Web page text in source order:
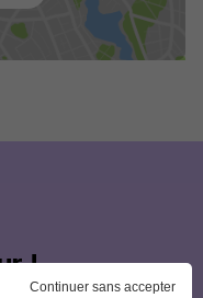
!
Continuer sans accepter